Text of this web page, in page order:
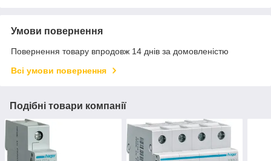
Умови повернення
Повернення товару впродовж 14 днів за домовленістю
Всі умови повернення
Подібні товари компанії